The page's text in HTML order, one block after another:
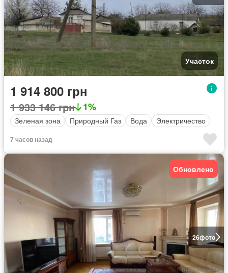
Участок
1 914 800 грн
1 933 146 грн 1%
Зеленая зона Природный Газ Вода Электричество
7 часов назад
26фото
Обновлено